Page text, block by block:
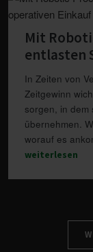
Mit
entlasten
In Zeiten von
Zeitgewinn
sorgen, in
übernehmen.
worauf es
weiterlesen